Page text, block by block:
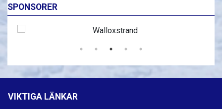
SPONSORER
VIKTIGA LÄNKAR